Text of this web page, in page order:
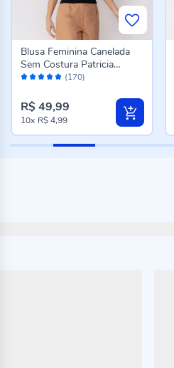
Avaliação: (170)
Blusa Feminina Canelada
Sem Costura Patricia
Foster Preto
R$ 49,99
10x R$ 4,99